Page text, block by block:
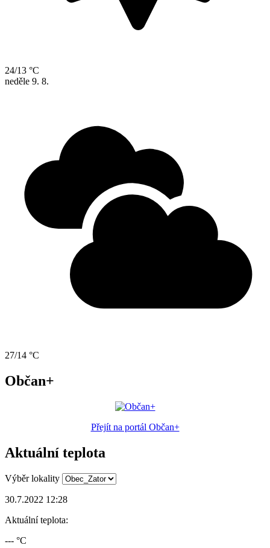
24/13 °C
neděle 9. 8.
27/14 °C
Občan+
Přejít na portál Občan+
Aktuální teplota
Výběr lokality
30.7.2022 12:28
Aktuální teplota:
--- °C